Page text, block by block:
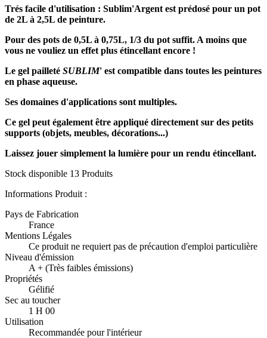
Trés facile d'utilisation : Sublim'Argent est prédosé pour un pot
de 2L à 2,5L de peinture.
Pour des pots de 0,5L à 0,75L, 1/3 du pot suffit. A moins que
vous ne vouliez un effet plus étincellant encore !
Le gel pailleté SUBLIM' est compatible dans toutes les peintures
en phase aqueuse.
Ses domaines d'applications sont multiples.
Ce gel peut également être appliqué directement sur des petits
supports (objets, meubles, décorations...)
Laissez jouer simplement la lumière pour un rendu étincellant.
Stock disponible 13 Produits
Informations Produit :
Pays de Fabrication
France
Mentions Légales
Ce produit ne requiert pas de précaution d'emploi particulière
Niveau d'émission
A + (Très faibles émissions)
Propriétés
Gélifié
Sec au toucher
1 H 00
Utilisation
Recommandée pour l'intérieur